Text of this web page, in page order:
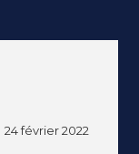
24 février 2022